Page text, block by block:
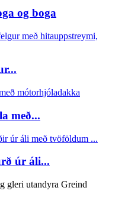
og boga
með...
úr áli...